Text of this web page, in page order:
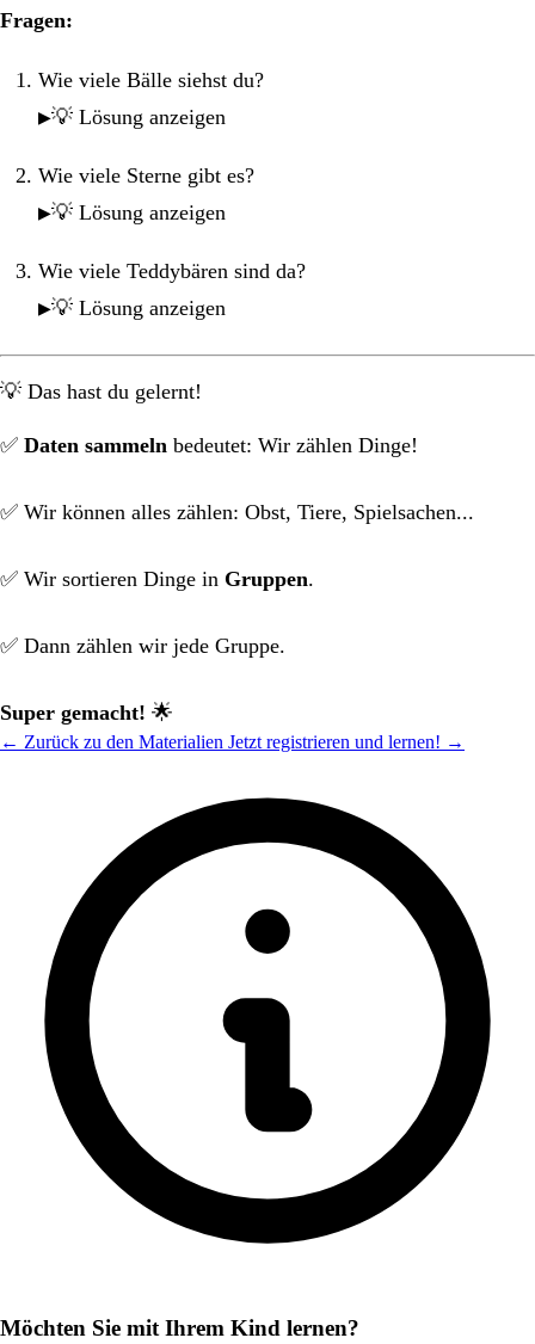
Fragen:
Wie viele Bälle siehst du?
💡 Lösung anzeigen
Wie viele Sterne gibt es?
💡 Lösung anzeigen
Wie viele Teddybären sind da?
💡 Lösung anzeigen
💡 Das hast du gelernt!
✅ Daten sammeln bedeutet: Wir zählen Dinge!
✅ Wir können alles zählen: Obst, Tiere, Spielsachen...
✅ Wir sortieren Dinge in Gruppen.
✅ Dann zählen wir jede Gruppe.
Super gemacht! 🌟
← Zurück zu den Materialien Jetzt registrieren und lernen! →
Möchten Sie mit Ihrem Kind lernen?